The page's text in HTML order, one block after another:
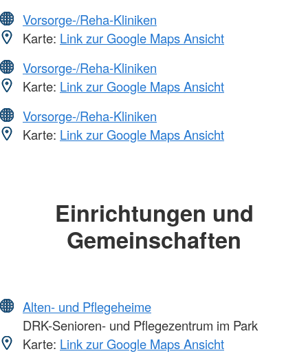
Vorsorge-/Reha-Kliniken
Karte: Link zur Google Maps Ansicht
Vorsorge-/Reha-Kliniken
Karte: Link zur Google Maps Ansicht
Vorsorge-/Reha-Kliniken
Karte: Link zur Google Maps Ansicht
Einrichtungen und
Gemeinschaften
Alten- und Pflegeheime
DRK-Senioren- und Pflegezentrum im Park
Karte: Link zur Google Maps Ansicht